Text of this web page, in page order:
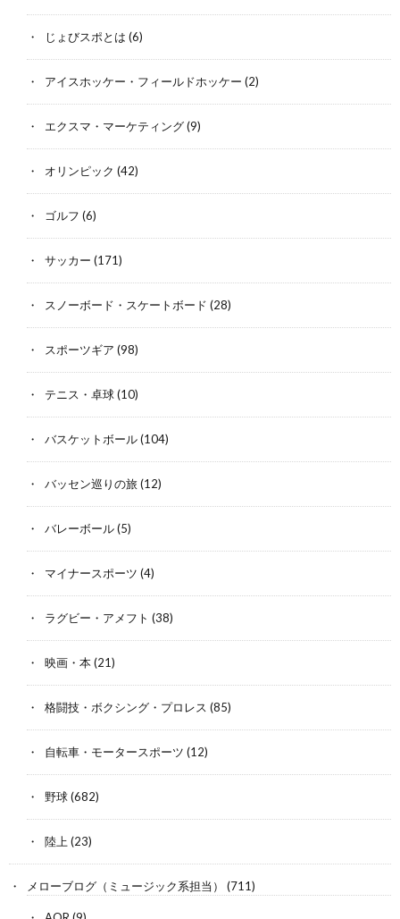
じょびスポとは (6)
アイスホッケー・フィールドホッケー (2)
エクスマ・マーケティング(9)
オリンピック (42)
ゴルフ (6)
サッカー (171)
スノーボード・スケートボード (28)
スポーツギア (98)
テニス・卓球(10)
バスケットボール(104)
バッセン巡りの旅(12)
バレーボール(5)
マイナースポーツ (4)
ラグビー・アメフト (38)
映画・本(21)
格闘技・ボクシング・プロレス (85)
自転車・モータースポーツ (12)
野球(682)
陸上 (23)
メローブログ（ミュージック系担当） (711)